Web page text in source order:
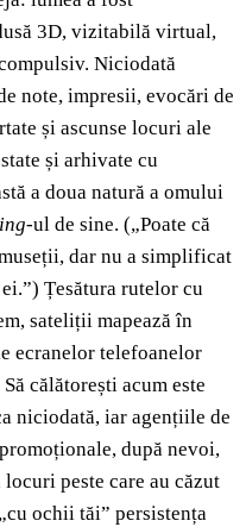
3D, vizitabilă virtual,
Niciodată
note, impresii, evocări de
și ascunse locuri ale
și arhivate cu
a doua natură a omului
-ul de sine. („Poate că
dar nu a simplificat
Țesătura rutelor cu
sateliții mapează în
ecranelor telefoanelor
călătorești acum este
niciodată, iar agențiile de
după nevoi,
peste care au căzut
ochii tăi” persistența